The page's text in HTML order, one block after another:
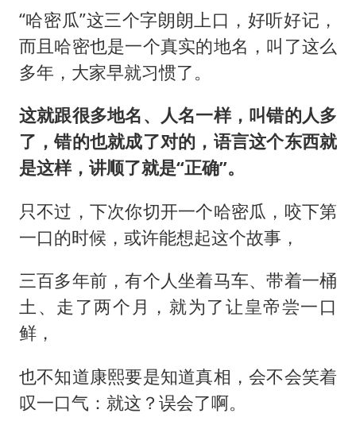
“哈密瓜”这三个字朗朗上口，好听好记，
而且哈密也是一个真实的地名，叫了这么
多年，大家早就习惯了。
这就跟很多地名、人名一样，叫错的人多
了，错的也就成了对的，语言这个东西就
是这样，讲顺了就是“正确”。
只不过，下次你切开一个哈密瓜，咬下第
一口的时候，或许能想起这个故事，
三百多年前，有个人坐着马车、带着一桶
土、走了两个月，就为了让皇帝尝一口
鲜，
也不知道康熙要是知道真相，会不会笑着
叹一口气：就这？误会了啊。